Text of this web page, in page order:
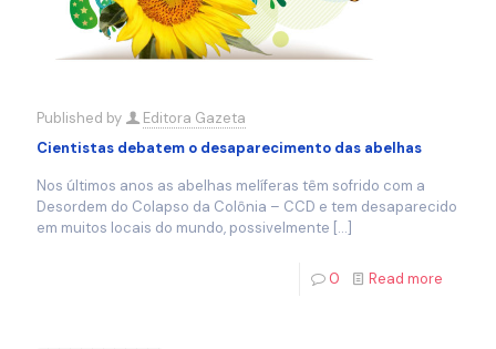
Published by
Editora Gazeta
Cientistas debatem o desaparecimento das abelhas
Nos últimos anos as abelhas melíferas têm sofrido com a
Desordem do Colapso da Colônia – CCD e tem desaparecido
em muitos locais do mundo, possivelmente […]
0 Read more